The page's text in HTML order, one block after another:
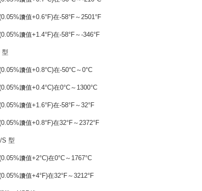
讀值+0.6°F)在-58°F～ 2501 °F
讀值+1.4°F)在-58°F～ -346°F
型
讀值+0.8°C)在-50°C～ 0°C
讀值+0.4°C)在0°C～ 1300°C
讀值+1.6°F)在-58°F～ 32°F
讀值+0.8°F)在32°F～ 2372°F
S 型
讀值+2°C)在0°C～ 1767°C
讀值+4°F)在32°F～ 3212°F